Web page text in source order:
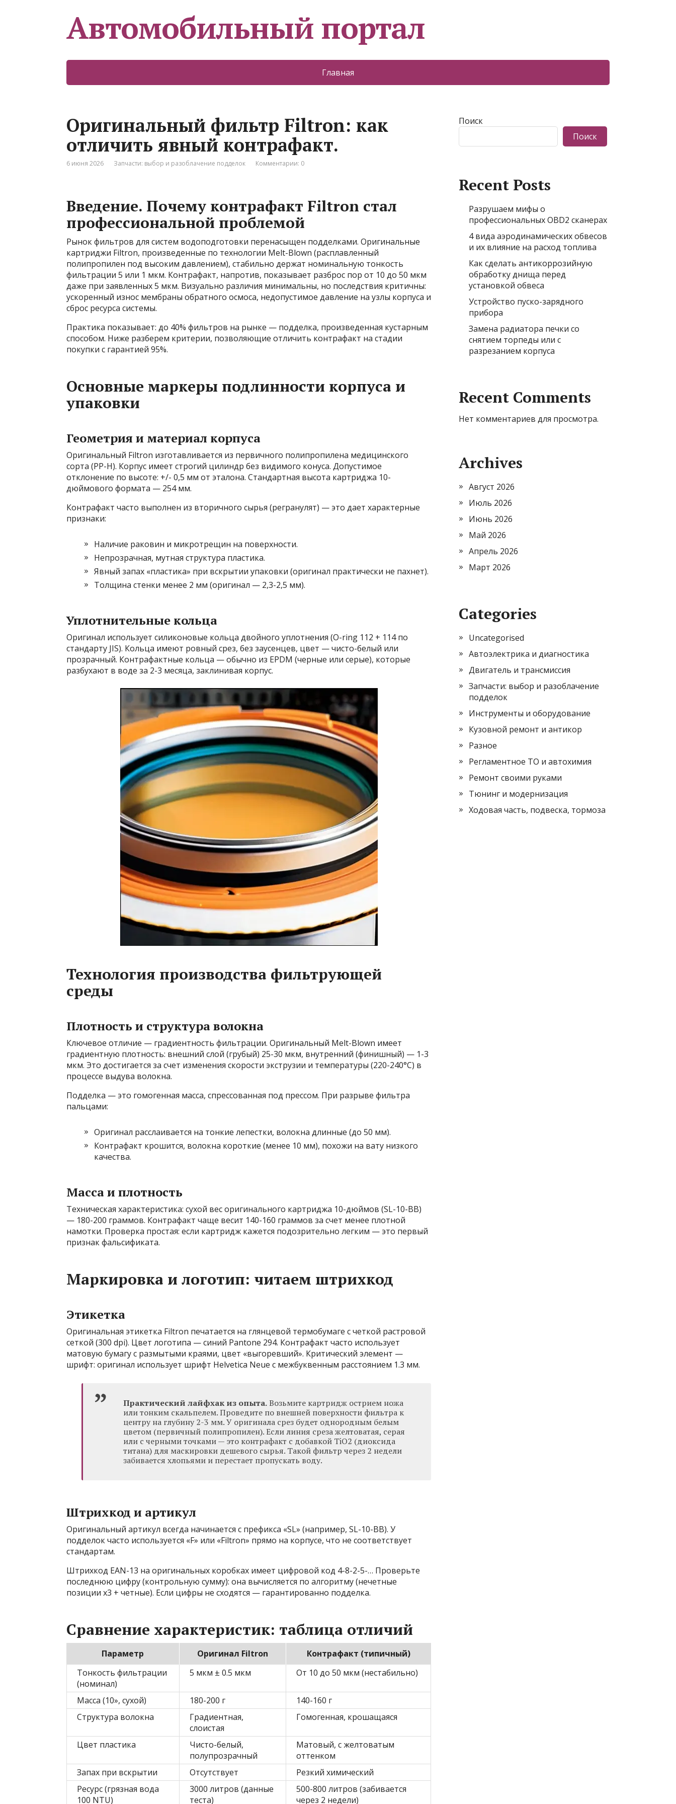
Автомобильный портал
Главная
Оригинальный фильтр Filtron: как
отличить явный контрафакт.
6 июня 2026 Запчасти: выбор и разоблачение подделок Комментарии: 0
Введение. Почему контрафакт Filtron стал
профессиональной проблемой
Рынок фильтров для систем водоподготовки перенасыщен подделками. Оригинальные
картриджи Filtron, произведенные по технологии Melt-Blown (расплавленный
полипропилен под высоким давлением), стабильно держат номинальную тонкость
фильтрации 5 или 1 мкм. Контрафакт, напротив, показывает разброс пор от 10 до 50 мкм
даже при заявленных 5 мкм. Визуально различия минимальны, но последствия критичны:
ускоренный износ мембраны обратного осмоса, недопустимое давление на узлы корпуса и
сброс ресурса системы.
Практика показывает: до 40% фильтров на рынке — подделка, произведенная кустарным
способом. Ниже разберем критерии, позволяющие отличить контрафакт на стадии
покупки с гарантией 95%.
Основные маркеры подлинности корпуса и
упаковки
Геометрия и материал корпуса
Оригинальный Filtron изготавливается из первичного полипропилена медицинского
сорта (PP-H). Корпус имеет строгий цилиндр без видимого конуса. Допустимое
отклонение по высоте: +/- 0,5 мм от эталона. Стандартная высота картриджа 10-
дюймового формата — 254 мм.
Контрафакт часто выполнен из вторичного сырья (регранулят) — это дает характерные
признаки:
Наличие раковин и микротрещин на поверхности.
Непрозрачная, мутная структура пластика.
Явный запах «пластика» при вскрытии упаковки (оригинал практически не пахнет).
Толщина стенки менее 2 мм (оригинал — 2,3-2,5 мм).
Уплотнительные кольца
Оригинал использует силиконовые кольца двойного уплотнения (O-ring 112 + 114 по
стандарту JIS). Кольца имеют ровный срез, без заусенцев, цвет — чисто-белый или
прозрачный. Контрафактные кольца — обычно из EPDM (черные или серые), которые
разбухают в воде за 2-3 месяца, заклинивая корпус.
Технология производства фильтрующей
среды
Плотность и структура волокна
Ключевое отличие — градиентность фильтрации. Оригинальный Melt-Blown имеет
градиентную плотность: внешний слой (грубый) 25-30 мкм, внутренний (финишный) — 1-3
мкм. Это достигается за счет изменения скорости экструзии и температуры (220-240°C) в
процессе выдува волокна.
Подделка — это гомогенная масса, спрессованная под прессом. При разрыве фильтра
пальцами:
Оригинал расслаивается на тонкие лепестки, волокна длинные (до 50 мм).
Контрафакт крошится, волокна короткие (менее 10 мм), похожи на вату низкого
качества.
Масса и плотность
Техническая характеристика: сухой вес оригинального картриджа 10-дюймов (SL-10-BB)
— 180-200 граммов. Контрафакт чаще весит 140-160 граммов за счет менее плотной
намотки. Проверка простая: если картридж кажется подозрительно легким — это первый
признак фальсификата.
Маркировка и логотип: читаем штрихкод
Этикетка
Оригинальная этикетка Filtron печатается на глянцевой термобумаге с четкой растровой
сеткой (300 dpi). Цвет логотипа — синий Pantone 294. Контрафакт часто использует
матовую бумагу с размытыми краями, цвет «выгоревший». Критический элемент —
шрифт: оригинал использует шрифт Helvetica Neue с межбуквенным расстоянием 1.3 мм.
Практический лайфхак из опыта.Возьмите картридж острием ножа
или тонким скальпелем. Проведите по внешней поверхности фильтра к
центру на глубину 2-3 мм. У оригинала срез будет однородным белым
цветом (первичный полипропилен). Если линия среза желтоватая, серая
или с черными точками — это контрафакт с добавкой TiO2 (диоксида
титана) для маскировки дешевого сырья. Такой фильтр через 2 недели
забивается хлопьями и перестает пропускать воду.
Штрихкод и артикул
Оригинальный артикул всегда начинается с префикса «SL» (например, SL-10-BB). У
подделок часто используется «F» или «Filtron» прямо на корпусе, что не соответствует
стандартам.
Штрихкод EAN-13 на оригинальных коробках имеет цифровой код 4-8-2-5-… Проверьте
последнюю цифру (контрольную сумму): она вычисляется по алгоритму (нечетные
позиции x3 + четные). Если цифры не сходятся — гарантированно подделка.
Сравнение характеристик: таблица отличий
Параметр Оригинал Filtron
Контрафакт (типичный)
Тонкость фильтрации
(номинал)
5 мкм ± 0.5 мкм От 10 до 50 мкм (нестабильно)
Масса (10», сухой) 180-200 г
140-160 г
Структура волокна
Градиентная,
слоистая
Гомогенная, крошащаяся
Цвет пластика
Чисто-белый,
полупрозрачный
Матовый, с желтоватым
оттенком
Запах при вскрытии
Отсутствует
Резкий химический
Ресурс (грязная вода
100 NTU)
3000 литров (данные
теста)
500-800 литров (забивается
через 2 недели)
Поиск
Поиск
Recent Posts
Разрушаем мифы о
профессиональных OBD2 сканерах
4 вида аэродинамических обвесов
и их влияние на расход топлива
Как сделать антикоррозийную
обработку днища перед
установкой обвеса
Устройство пуско-зарядного
прибора
Замена радиатора печки со
снятием торпеды или с
разрезанием корпуса
Recent Comments
Нет комментариев для просмотра.
Archives
Август 2026
Июль 2026
Июнь 2026
Май 2026
Апрель 2026
Март 2026
Categories
Uncategorised
Автоэлектрика и диагностика
Двигатель и трансмиссия
Запчасти: выбор и разоблачение
подделок
Инструменты и оборудование
Кузовной ремонт и антикор
Разное
Регламентное ТО и автохимия
Ремонт своими руками
Тюнинг и модернизация
Ходовая часть, подвеска, тормоза